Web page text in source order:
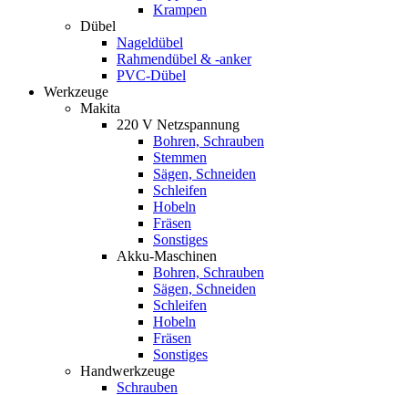
Krampen
Dübel
Nageldübel
Rahmendübel & -anker
PVC-Dübel
Werkzeuge
Makita
220 V Netzspannung
Bohren, Schrauben
Stemmen
Sägen, Schneiden
Schleifen
Hobeln
Fräsen
Sonstiges
Akku-Maschinen
Bohren, Schrauben
Sägen, Schneiden
Schleifen
Hobeln
Fräsen
Sonstiges
Handwerkzeuge
Schrauben